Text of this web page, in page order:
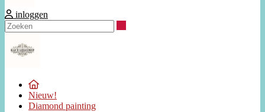
inloggen
Nieuw!
Diamond painting